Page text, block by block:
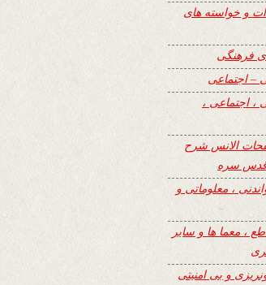
و خواسته های
فرهنگی
– اجتماعی
، اجتماعی ،
الانس شرح
قدس سره
، معلوماتی و
، معما ها و سایر
و بی امنیتی